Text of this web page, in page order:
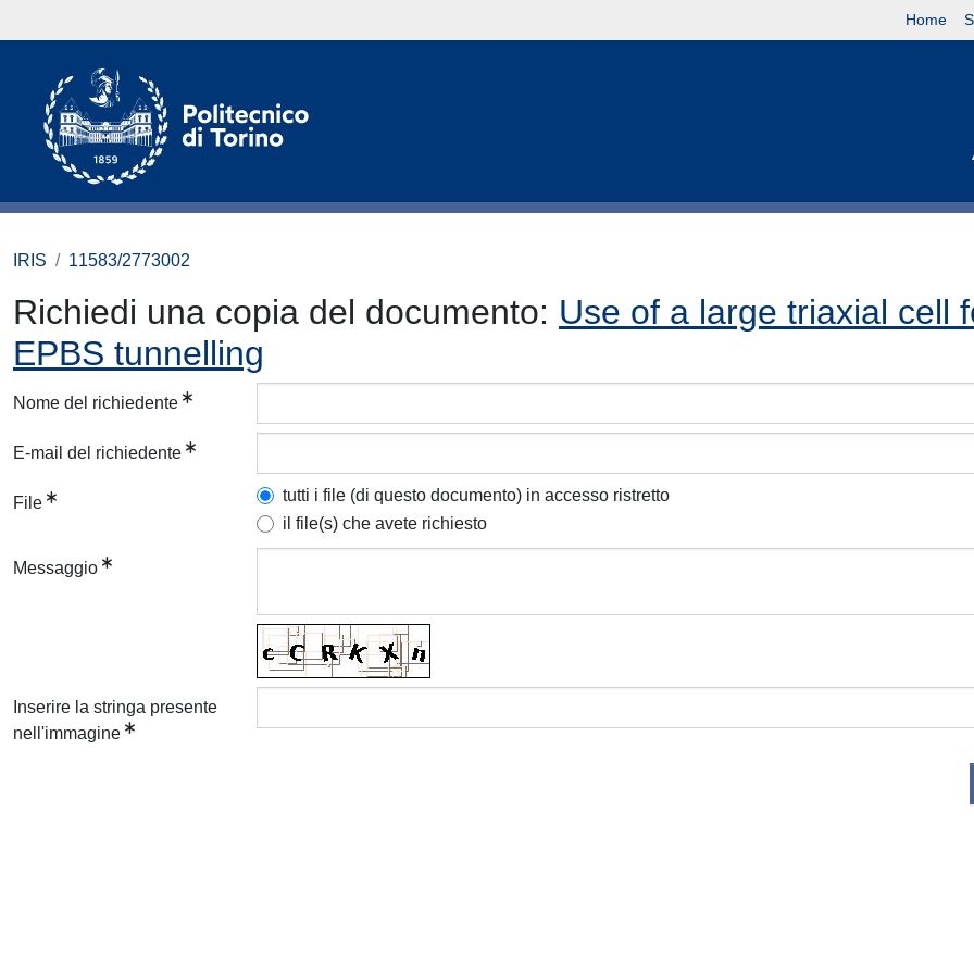
Home
IRIS 11583/2773002
Richiedi una copia del documento: Use of a large triaxial cell
EPBS tunnelling
Nome del richiedente
E-mail del richiedente
File
tutti i file (di questo documento) in accesso ristretto
il file(s) che avete richiesto
Messaggio
Inserire la stringa presente
nell'immagine